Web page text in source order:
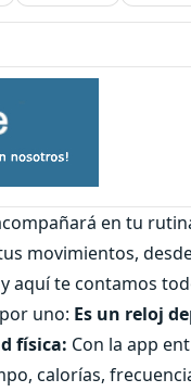
en tu
movimientos,
aquí te contamos
uno: Es un reloj
física: Con la app
calorías,